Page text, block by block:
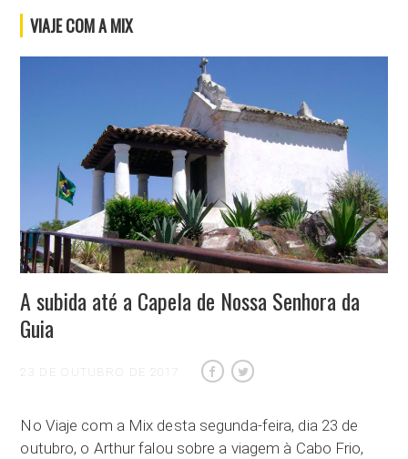
VIAJE COM A MIX
A subida até a Capela de Nossa Senhora da
Guia
23 DE OUTUBRO DE 2017
No Viaje com a Mix desta segunda-feira, dia 23 de
outubro, o Arthur falou sobre a viagem à Cabo Frio,